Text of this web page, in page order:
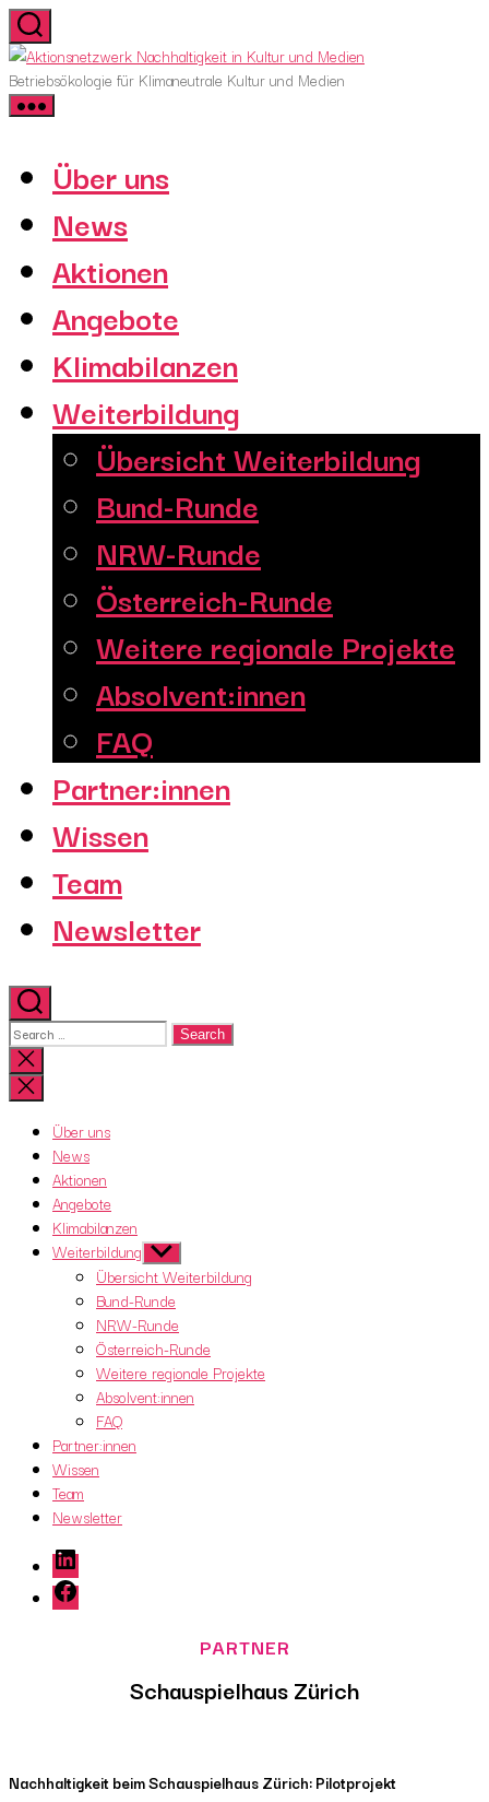
Skip
to
the
content
Betriebsökologie für Klimaneutrale Kultur und Medien
Über uns
News
Aktionen
Angebote
Klimabilanzen
Weiterbildung
Übersicht Weiterbildung
Bund-Runde
NRW-Runde
Österreich-Runde
Weitere regionale Projekte
Absolvent:innen
FAQ
Partner:innen
Wissen
Team
Newsletter
Search
for:Close
search
Über uns
News
Aktionen
Angebote
Klimabilanzen
Weiterbildung Show
sub
menu
Übersicht Weiterbildung
Bund-Runde
NRW-Runde
Österreich-Runde
Weitere regionale Projekte
Absolvent:innen
FAQ
Partner:innen
Wissen
Team
Newsletter
LinkedIn
Facebook
Schauspielhaus Zürich
Nachhaltigkeit beim Schauspielhaus Zürich: Pilotprojekt